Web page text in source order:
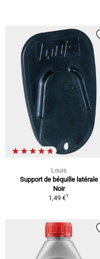
Louis
Support de béquille latérale
Noir
1,49 €1